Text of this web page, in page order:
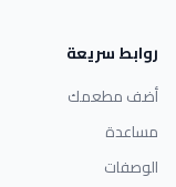
روابط سريعة
أضف مطعمك
مساعدة
الوصفات